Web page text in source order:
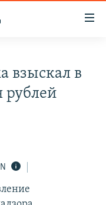
СОПРОТИВЛЕНИЯ
взыскал в
рублей